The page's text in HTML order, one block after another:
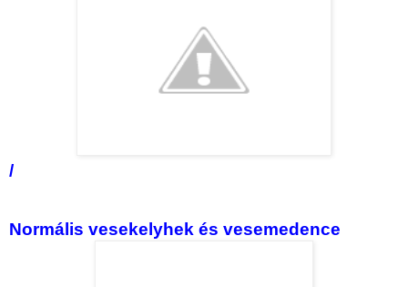
/
Normális vesekelyhek és vesemedence